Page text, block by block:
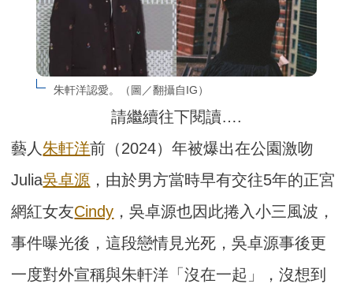
朱軒洋認愛。（圖／翻攝自IG）
請繼續往下閱讀….
藝人朱軒洋前（2024）年被爆出在公園激吻
Julia吳卓源 ，由於男方當時早有交往5年的正宮
網紅女友Cindy ，吳卓源也因此捲入小三風波，
事件曝光後，這段戀情見光死，吳卓源事後更
一度對外宣稱與朱軒洋「沒在一起」，沒想到